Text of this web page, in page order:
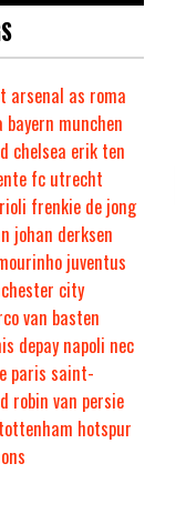
arsenal as roma
bayern munchen
chelsea erik ten
fc utrecht
frenkie de jong
johan derksen
juventus
city
van basten
depay napoli nec
paris saint-
robin van persie
tottenham hotspur